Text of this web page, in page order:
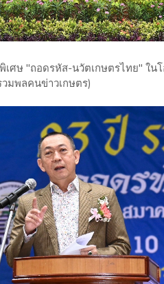
เศษ "ถอดรหัส-นวัตเกษตรไทย" ใ
มพลคนข่าวเกษตร)